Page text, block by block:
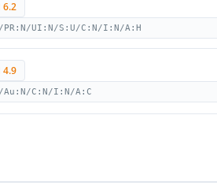
PR:N/UI:N/S:U/C:N/I:N/A:H
Au:N/C:N/I:N/A:C